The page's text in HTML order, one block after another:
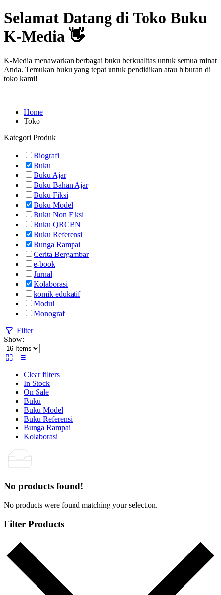
Selamat Datang di Toko Buku
K-Media 👋
K-Media menawarkan berbagai buku berkualitas untuk semua minat
Anda. Temukan buku yang tepat untuk pendidikan atau hiburan di
toko kami!
Home
Toko
Kategori Produk
Biografi
Buku
Buku Ajar
Buku Bahan Ajar
Buku Fiksi
Buku Model
Buku Non Fiksi
Buku QRCBN
Buku Referensi
Bunga Rampai
Cerita Bergambar
e-book
Jurnal
Kolaborasi
komik edukatif
Modul
Monograf
Filter
Show:
Clear filters
In Stock
On Sale
Buku
Buku Model
Buku Referensi
Bunga Rampai
Kolaborasi
No products found!
No products were found matching your selection.
Filter Products